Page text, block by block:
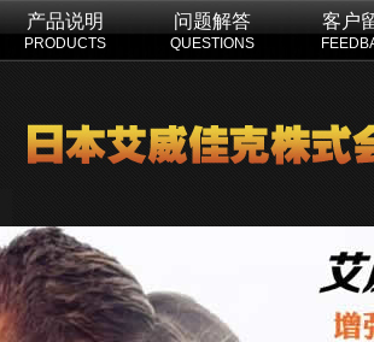
产品说明
PRODUCTS
问题解答
QUESTIONS
客户